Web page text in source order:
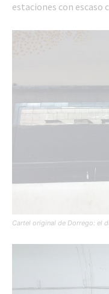
estaciones con escaso
Cartel original de Dorrego: el